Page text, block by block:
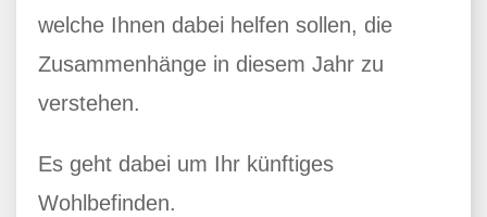
welche Ihnen dabei helfen sollen, die
Zusammenhänge in diesem Jahr zu
verstehen.
Es geht dabei um Ihr künftiges
Wohlbefinden.